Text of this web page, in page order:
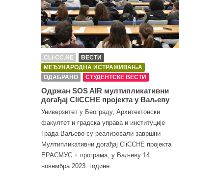
CLI-CC.HE
ВЕСТИ
МЕЂУНАРОДНА ИСТРАЖИВАЊА
ОДАБРАНО
СТУДЕНТСКЕ ВЕСТИ
Одржан SOS AIR мултипликативни
догађај CliCCHE пројекта у Ваљеву
Универзитет у Београду, Архитектонски
факултет и градска управа и институције
Града Ваљево су реализовали завршни
Мултипликативни догађај CliCCHE пројекта
ЕРАСМУС + програма, у Ваљеву 14.
новембра 2023. године.